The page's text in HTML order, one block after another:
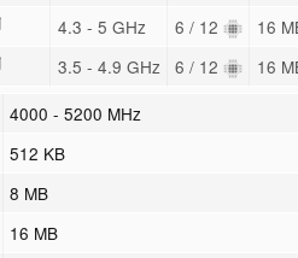
4.3 - 5 GHz 6 / 12 16
3.5 - 4.9 GHz 6 / 12 16
4000 - 5200 MHz
512 KB
8 MB
16 MB